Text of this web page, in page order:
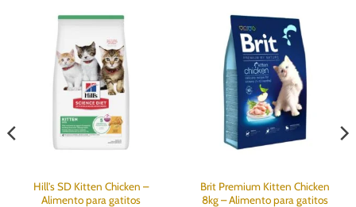
Hill’s SD Kitten Chicken –
Alimento para gatitos
Brit Premium Kitten Chicken
8kg – Alimento para gatitos